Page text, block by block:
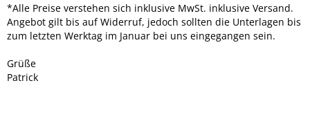
*Alle Preise verstehen sich inklusive MwSt. inklusive Versand.
Angebot gilt bis auf Widerruf, jedoch sollten die Unterlagen bis
zum letzten Werktag im Januar bei uns eingegangen sein.
Grüße
Patrick